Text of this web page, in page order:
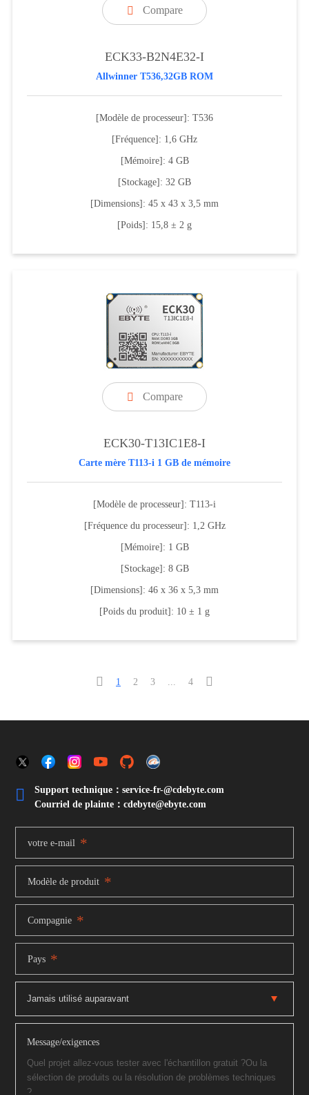
 Compare
ECK33-B2N4E32-I
Allwinner T536,32GB ROM
[Modèle de processeur]: T536
[Fréquence]: 1,6 GHz
[Mémoire]: 4 GB
[Stockage]: 32 GB
[Dimensions]: 45 x 43 x 3,5 mm
[Poids]: 15,8 ± 2 g
 Compare
ECK30-T13IC1E8-I
Carte mère T113-i 1 GB de mémoire
[Modèle de processeur]: T113-i
[Fréquence du processeur]: 1,2 GHz
[Mémoire]: 1 GB
[Stockage]: 8 GB
[Dimensions]: 46 x 36 x 5,3 mm
[Poids du produit]: 10 ± 1 g
 1 2 3 4 

Support technique：service-fr-@cdebyte.com
Courriel de plainte：cdebyte@ebyte.com
votre e-mail *
Modèle de produit *
Compagnie *
Pays *
Message/exigences